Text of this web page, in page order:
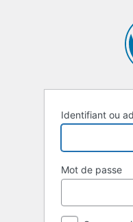
Identifiant ou
Mot de passe